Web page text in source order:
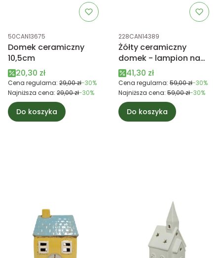
Kod produktu
50CAN13675
Domek ceramiczny
10,5cm
Cena promocyjna
20,30 zł
Cena regularna: 29,00 zł-30%
Najniższa cena: 29,00 zł-30%
Do koszyka
Kod produktu
228CAN14389
Żółty ceramiczny
domek - lampion na
świeczkę
Cena promocyjna
41,30 zł
Cena regularna: 59,00 zł-30%
Najniższa cena: 59,00 zł-30%
Do koszyka